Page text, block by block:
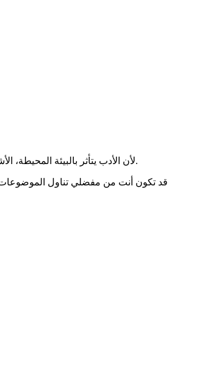
لأن الأدب يتأثر بالبيئة المحيطة، الأشعار الجاهلية موغلة في الغريب وتحتاج قاموسا لشرحها. صدر الإسلام مثلا خلا من أشعار العصبيات الجاهلية والافتخار بالأنساب ومدح الملوك، تغير هذا فيما بعد.
قد تكون أنت من مفضلي تناول الموضوعات